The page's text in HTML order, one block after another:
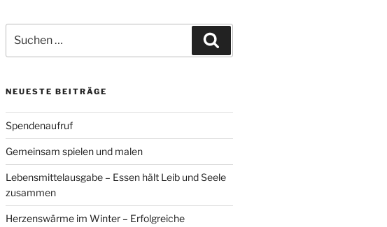
nach:
NEUESTE BEITRÄGE
Spendenaufruf
Gemeinsam spielen und malen
Lebensmittelausgabe – Essen hält Leib und Seele
zusammen
Herzenswärme im Winter – Erfolgreiche